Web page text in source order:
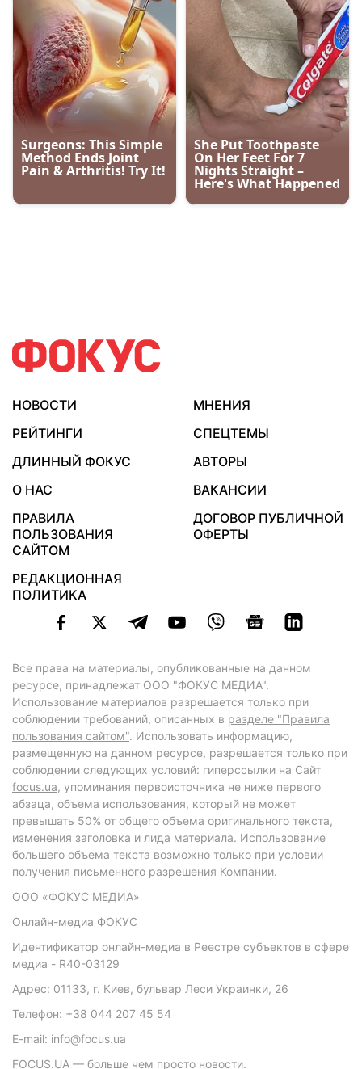
НОВОСТИ
МНЕНИЯ
РЕЙТИНГИ
СПЕЦТЕМЫ
ДЛИННЫЙ ФОКУС
АВТОРЫ
О НАС
ВАКАНСИИ
ПРАВИЛА
ПОЛЬЗОВАНИЯ
САЙТОМ
ДОГОВОР ПУБЛИЧНОЙ
ОФЕРТЫ
РЕДАКЦИОННАЯ
ПОЛИТИКА
Все права на материалы, опубликованные на данном
ресурсе, принадлежат ООО "ФОКУС МЕДИА".
Использование материалов разрешается только при
соблюдении требований, описанных в разделе "Правила
пользования сайтом". Использовать информацию,
размещенную на данном ресурсе, разрешается только при
соблюдении следующих условий: гиперссылки на Сайт
focus.ua, упоминания первоисточника не ниже первого
абзаца, объема использования, который не может
превышать 50% от общего объема оригинального текста,
изменения заголовка и лида материала. Использование
большего объема текста возможно только при условии
получения письменного разрешения Компании.
ООО «ФОКУС МЕДИА»
Онлайн-медиа ФОКУС
Идентификатор онлайн-медиа в Реестре субъектов в сфере
медиа - R40-03129
Адрес: 01133, г. Киев, бульвар Леси Украинки, 26
Телефон: +38 044 207 45 54
E-mail: info@focus.ua
FOCUS.UA — больше чем просто новости.